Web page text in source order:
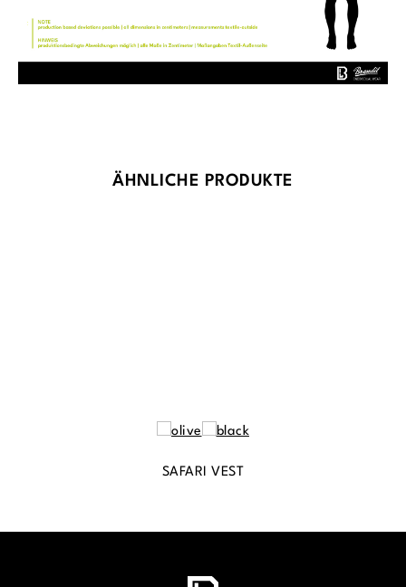
Produktgalerie überspringen
ÄHNLICHE PRODUKTE
SAFARI VEST